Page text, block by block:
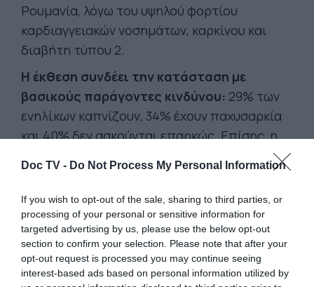
Doc TV - Do Not Process My Personal Information
If you wish to opt-out of the sale, sharing to third parties, or
processing of your personal or sensitive information for
targeted advertising by us, please use the below opt-out
section to confirm your selection. Please note that after your
opt-out request is processed you may continue seeing
interest-based ads based on personal information utilized by
Ρουμανία, λόγω του υψηλού φορτίου
καρδιαγγειακών νοσημάτων, καρκίνου και
διαβήτη τύπου 2.
Η έκθεση συνδέει την κατάσταση με
βασικούς παράγοντες κινδύνου: 29% των
ενηλίκων καπνίζουν, 34% έχουν παχυσαρκία
και 40% δεν ασκούνται επαρκώς. Επίσης, η
πιθανότητα πρόωρου θανάτου από χρόνια
νοσήματα φτάνει το 14%, πάνω από τον
ευρωπαϊκό μέσο όρο του 11%.
Ο ΟΟΣΑ επισημαίνει επίσης ότι στην
Ελλάδα οι μειώσεις στη θνησιμότητα από
καρκίνο προχωρούν πιο αργά σε σχέση με
άλλες ευρωπαϊκές χώρεςενώ χρειάζεται